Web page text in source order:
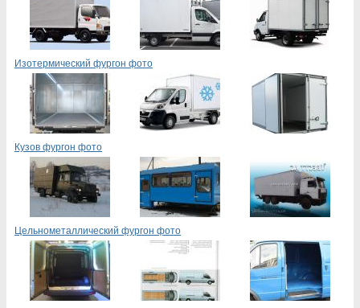
Изотермический фургон фото
Кузов фургон фото
Цельнометаллический фургон фото